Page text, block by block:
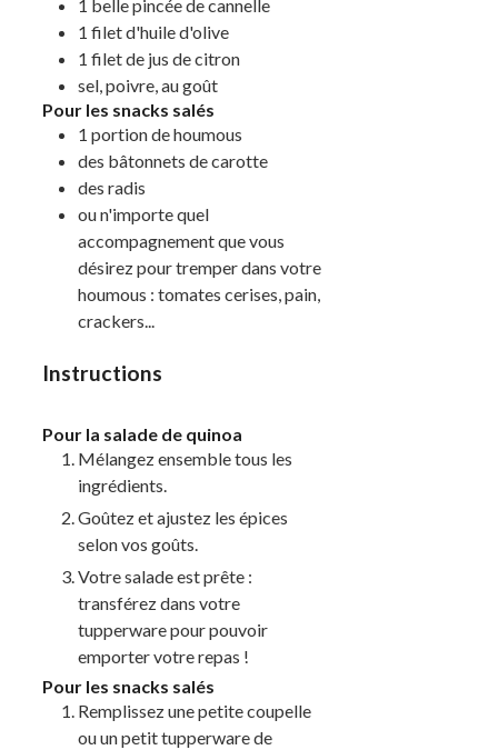
1 belle pincéede cannelle
1 filetd'huile d'olive
1 filetde jus de citron
sel, poivre, au goût
Pour les snacks salés
1 portionde houmous
des bâtonnets de carotte
des radis
ou n'importe quel
accompagnement que vous
désirez pour tremper dans votre
houmous : tomates cerises, pain,
crackers...
Instructions
Pour la salade de quinoa
Mélangez ensemble tous les
ingrédients.
Goûtez et ajustez les épices
selon vos goûts.
Votre salade est prête :
transférez dans votre
tupperware pour pouvoir
emporter votre repas !
Pour les snacks salés
Remplissez une petite coupelle
ou un petit tupperware de